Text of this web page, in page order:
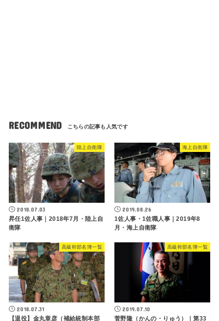
RECOMMEND
陸上自衛隊
2018.07.03
昇任1佐人事｜2018年7月・陸上自
衛隊
海上自衛隊
2019.08.26
1佐人事・1佐職人事｜2019年8
月・海上自衛隊
高級幹部名簿一覧
2018.07.31
【退役】金丸章彦（補給統制本部
高級幹部名簿一覧
2019.07.10
菅野隆（かんの・りゅう）｜第33